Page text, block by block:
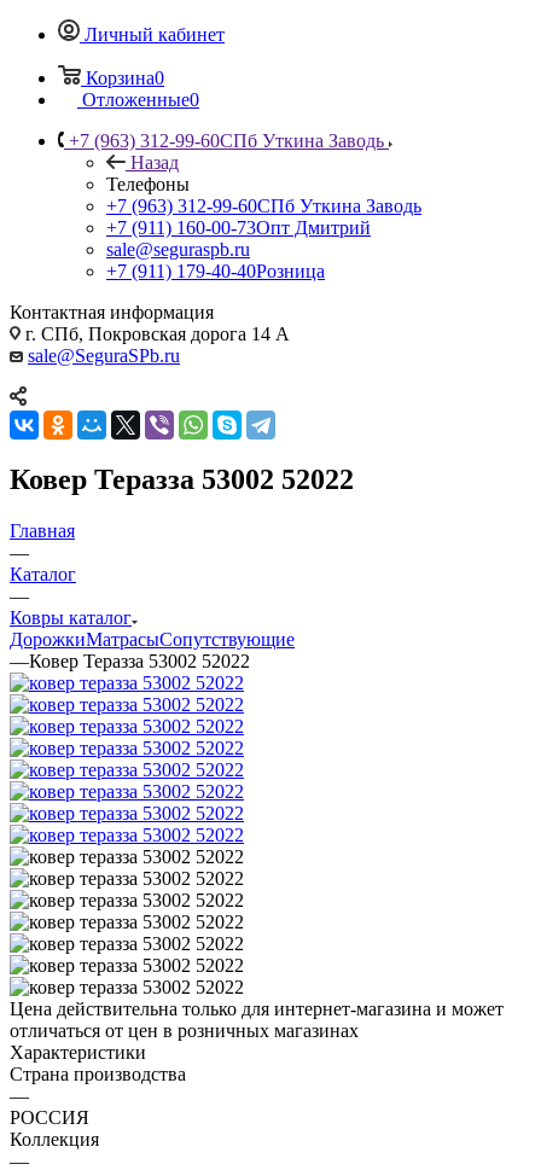
Личный кабинет
Корзина0
Отложенные0
+7 (963) 312-99-60СПб Уткина Заводь
Назад
Телефоны
+7 (963) 312-99-60СПб Уткина Заводь
+7 (911) 160-00-73Опт Дмитрий
sale@seguraspb.ru
+7 (911) 179-40-40Розница
Контактная информация
г. СПб, Покровская дорога 14 А
sale@SeguraSPb.ru
Ковер Теразза 53002 52022
Главная
—
Каталог
—
Ковры каталог
ДорожкиМатрасыСопутствующие
—Ковер Теразза 53002 52022
Цена действительна только для интернет-магазина и может
отличаться от цен в розничных магазинах
Характеристики
Страна производства
—
РОССИЯ
Коллекция
—